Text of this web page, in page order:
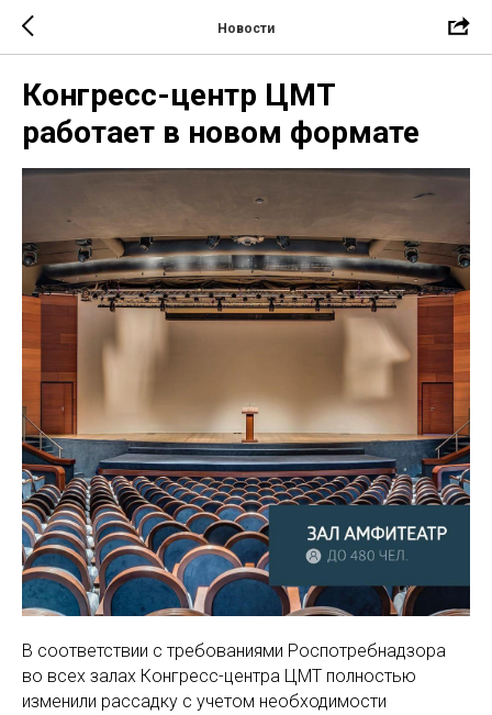
Новости
Конгресс-центр ЦМТ
работает в новом формате
В соответствии с требованиями Роспотребнадзора
во всех залах Конгресс-центра ЦМТ полностью
изменили рассадку с учетом необходимости